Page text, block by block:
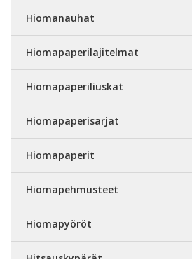
Hiomanauhat
Hiomapaperilajitelmat
Hiomapaperiliuskat
Hiomapaperisarjat
Hiomapaperit
Hiomapehmusteet
Hiomapyöröt